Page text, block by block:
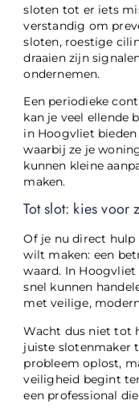
sloten tot er iets
verstandig om
sloten, roestige
draaien zijn
ondernemen.
Een periodieke
kan je veel ellende
in Hoogvliet
waarbij ze je
kunnen kleine
maken.
Tot slot: kies voor
Of je nu direct
wilt maken: een
waard. In
snel kunnen
met veilige,
Wacht dus niet tot
juiste slotenmaker
probleem oplost,
veiligheid begint
een professional